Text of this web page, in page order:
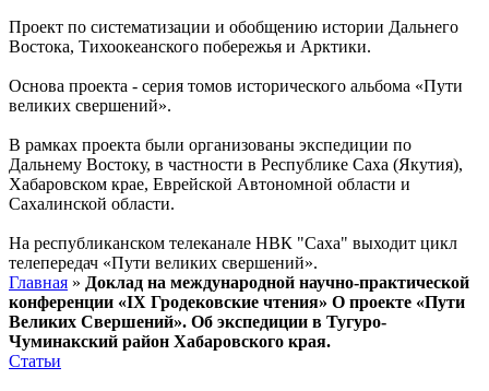
Проект по систематизации и обобщению истории Дальнего
Востока, Тихоокеанского побережья и Арктики.
Основа проекта - серия томов исторического альбома «Пути
великих свершений».
В рамках проекта были организованы экспедиции по
Дальнему Востоку, в частности в Республике Саха (Якутия),
Хабаровском крае, Еврейской Автономной области и
Сахалинской области.
На республиканском телеканале НВК "Саха" выходит цикл
телепередач «Пути великих свершений».
Главная » Доклад на международной научно-практической
конференции «IX Гродековские чтения» О проекте «Пути
Великих Свершений». Об экспедиции в Тугуро-
Чуминакский район Хабаровского края.
Статьи